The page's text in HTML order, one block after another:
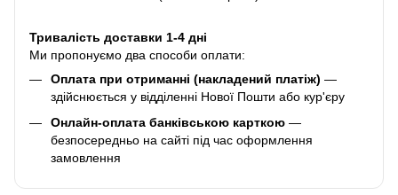
Тривалість доставки 1-4 дні
Ми пропонуємо два способи оплати:
Оплата при отриманні (накладений платіж) —
здійснюється у відділенні Нової Пошти або кур'єру
Онлайн-оплата банківською карткою —
безпосередньо на сайті під час оформлення
замовлення